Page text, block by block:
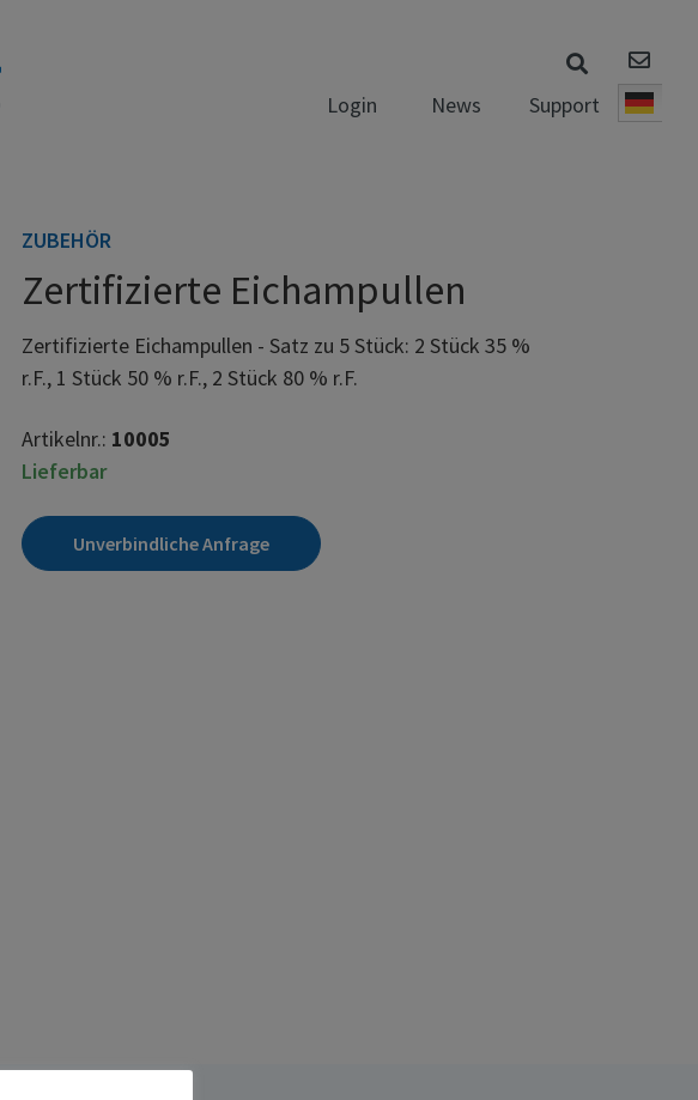
Login News Support
ZUBEHÖR
Zertifizierte Eichampullen
Zertifizierte Eichampullen - Satz zu 5 Stück: 2 Stück 35 %
r.F., 1 Stück 50 % r.F., 2 Stück 80 % r.F.
Artikelnr.: 10005
Lieferbar
Unverbindliche Anfrage